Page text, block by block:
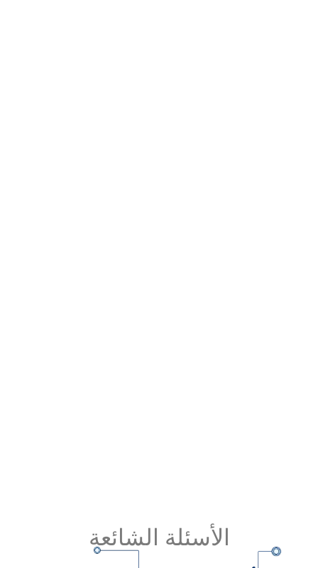
الأسئلة الشائعة